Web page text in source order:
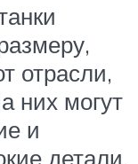
отрасли,
них могут
и
детали.